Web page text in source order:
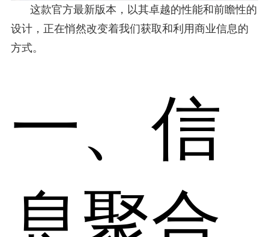
这款官方最新版本，以其卓越的性能和前瞻性的
设计，正在悄然改变着我们获取和利用商业信息的
方式。
一、信